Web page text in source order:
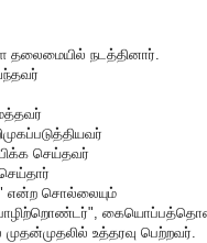
தலைமையில் நடத்தினார்.
செய்தவர்
என்ற சொல்லையும்
"பொழிற்றொண்டர்",
உத்தரவு பெற்றவர்.